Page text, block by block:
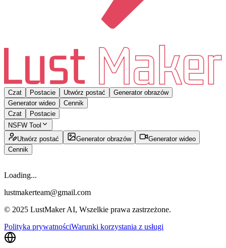
Czat Postacie Utwórz postać
Generator obrazów
Generator wideo
Cennik
Czat
Postacie
NSFW Tool
Utwórz postać
Generator obrazów
Generator wideo
Cennik
Loading...
lustmakerteam@gmail.com
© 2025 LustMaker AI, Wszelkie prawa zastrzeżone.
Polityka prywatnościWarunki korzystania z usługi